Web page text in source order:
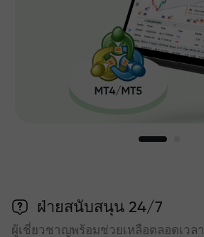
ฝ่ายสนับสนุน 24/7
ผู้เชี่ยวชาญพร้อมช่วยเหลือตลอดเวลา